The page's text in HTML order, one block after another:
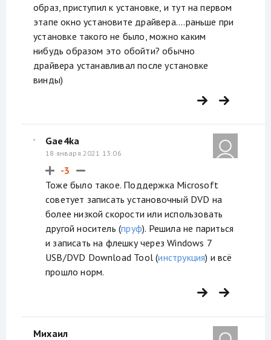
образ, приступил к установке, и тут на первом
этапе окно установите драйвера....раньше при
установке такого не было, можно каким
нибудь образом это обойти? обычно
драйвера устанавливал после установке
винды)
Gae4ka
18 января 2021 13:06
-3
Тоже было такое. Поддержка Microsoft
советует записать установочный DVD на
более низкой скорости или использовать
другой носитель (пруф). Решила не париться
и записать на флешку через Windows 7
USB/DVD Download Tool (инструкция) и всё
прошло норм.
Михаил